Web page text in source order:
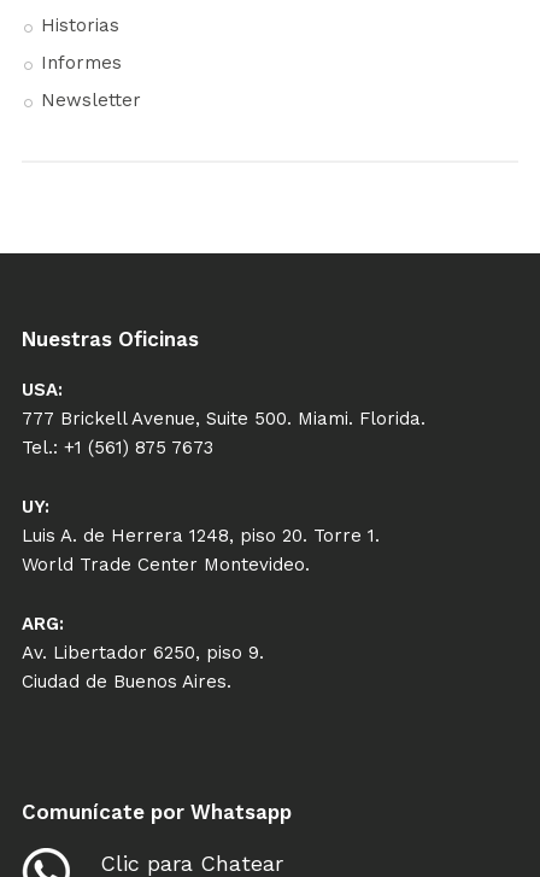
Historias
Informes
Newsletter
Nuestras Oficinas
USA:
777 Brickell Avenue, Suite 500. Miami. Florida.
Tel.: +1 (561) 875 7673
UY:
Luis A. de Herrera 1248, piso 20. Torre 1.
World Trade Center Montevideo.
ARG:
Av. Libertador 6250, piso 9.
Ciudad de Buenos Aires.
Comunícate por Whatsapp
Clic para Chatear